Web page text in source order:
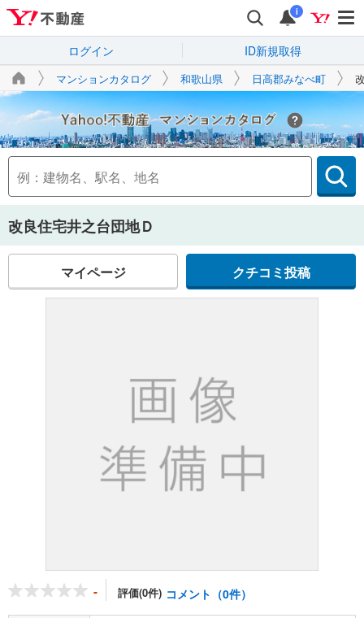
i
ログイン ID新規取得
マンションカタログ 和歌山県 日高郡みなべ町
Yahoo!不動産
改良住宅井之台団地Ｄ
マイページ クチコミ投稿
- 評価(0件) コメント（0件）